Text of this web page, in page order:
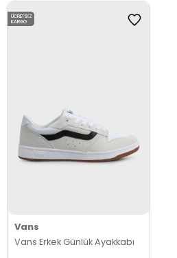
Vans
Vans Erkek Günlük Ayakkabı
ÜCRETSIZ
KARGO